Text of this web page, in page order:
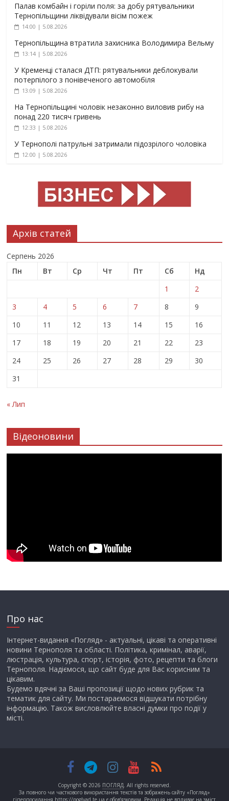
Палав комбайн і горіли поля: за добу рятувальники
Тернопільщини ліквідували вісім пожеж
14:00 | 5.08.2026
Тернопільщина втратила захисника Володимира Вельму
13:14 | 5.08.2026
У Кременці сталася ДТП: рятувальники деблокували
потерпілого з понівеченого автомобіля
13:09 | 5.08.2026
На Тернопільщині чоловік незаконно виловив рибу на
понад 220 тисяч гривень
12:33 | 5.08.2026
У Тернополі патрульні затримали підозрілого чоловіка
12:00 | 5.08.2026
Архів статей
Серпень 2026
Пн
Вт Ср Чт Пт Сб
Нд
1
2
3
4 5 6 7 8
9
10
11 12 13 14 15
16
17
18 19 20 21 22
23
24
25 26 27 28 29
30
31
« Лип
Відеоновини
Про нас
Інтернет-видання «Погляд» - актуальні, цікаві та оперативні
новини Тернополя та області. Політика, кримінал, аварії,
люстрація, культура, спорт, історія, фото, рецепти та блоги
Тернополя. Надіємося, що сайт буде для Вас корисним та
цікавим.
Будемо вдячні за Ваші пропозиції щодо нових рубрик та
тематик для сайту. Ми постараємося відшукати потрібну
інформацію. Також висловлюйте власні думки про події у
місті.
Copyright © 2026 ПОГЛЯД . All rights reserved.
За повного чи часткового використання текстів та зображень сайту «Погляд»
гіперпосилання https://poglyad.te.ua є обов’язковим. Редакція не впливає на зміст